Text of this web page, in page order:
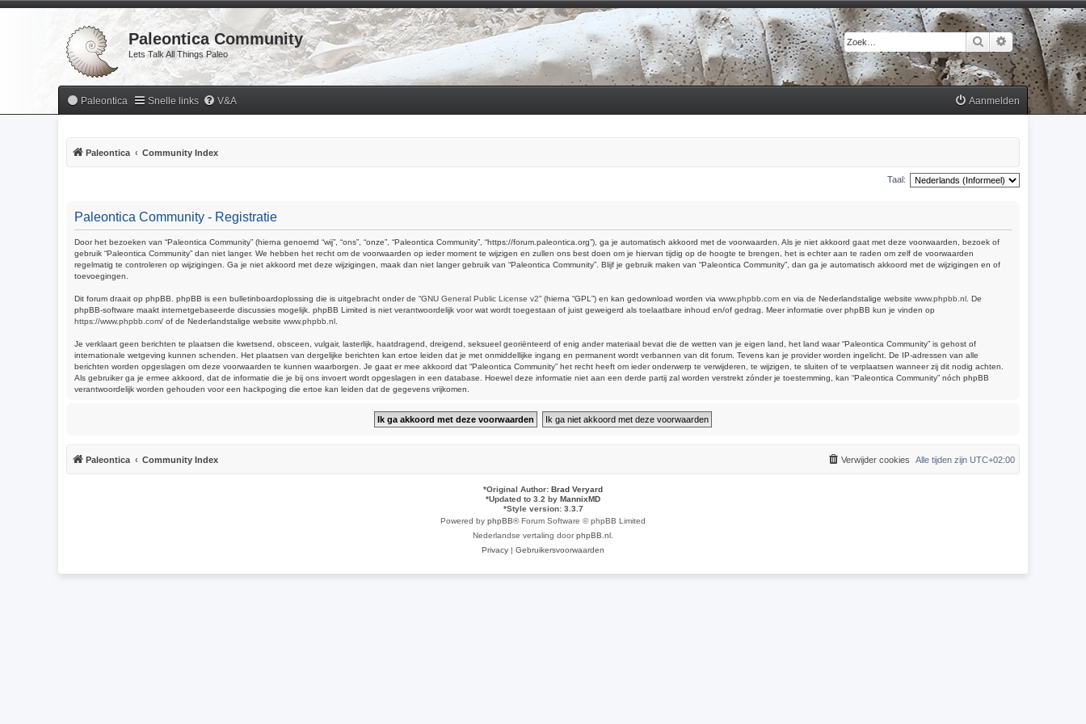
Paleontica Community
Lets Talk All Things Paleo
Zoek Uitgebreid
Paleontica Snelle links V&A Aanmelden
Paleontica Community Index
Taal:
Paleontica Community - Registratie
Door het bezoeken van “Paleontica Community” (hierna genoemd “wij”, “ons”, “onze”, “Paleontica Community”, “https://forum.paleontica.org”), ga je automatisch akkoord met de voorwaarden. Als je niet akkoord gaat met deze voorwaarden, bezoek of
gebruik “Paleontica Community” dan niet langer. We hebben het recht om de voorwaarden op ieder moment te wijzigen en zullen ons best doen om je hiervan tijdig op de hoogte te brengen, het is echter aan te raden om zelf de voorwaarden
regelmatig te controleren op wijzigingen. Ga je niet akkoord met deze wijzigingen, maak dan niet langer gebruik van “Paleontica Community”. Blijf je gebruik maken van “Paleontica Community”, dan ga je automatisch akkoord met de wijzigingen en of
toevoegingen.
Dit forum draait op phpBB. phpBB is een bulletinboardoplossing die is uitgebracht onder de “GNU General Public License v2” (hierna “GPL”) en kan gedownload worden via www.phpbb.com en via de Nederlandstalige website www.phpbb.nl . De
phpBB-software maakt internetgebaseerde discussies mogelijk. phpBB Limited is niet verantwoordelijk voor wat wordt toegestaan of juist geweigerd als toelaatbare inhoud en/of gedrag. Meer informatie over phpBB kun je vinden op
https://www.phpbb.com/ of de Nederlandstalige website www.phpbb.nl
Je verklaart geen berichten te plaatsen die kwetsend, obsceen, vulgair, lasterlijk, haatdragend, dreigend, seksueel georiënteerd of enig ander materiaal bevat die de wetten van je eigen land, het land waar “Paleontica Community” is gehost of
internationale wetgeving kunnen schenden. Het plaatsen van dergelijke berichten kan ertoe leiden dat je met onmiddellijke ingang en permanent wordt verbannen van dit forum. Tevens kan je provider worden ingelicht. De IP-adressen van alle
berichten worden opgeslagen om deze voorwaarden te kunnen waarborgen. Je gaat er mee akkoord dat “Paleontica Community” het recht heeft om ieder onderwerp te verwijderen, te wijzigen, te sluiten of te verplaatsen wanneer zij dit nodig achten.
Als gebruiker ga je ermee akkoord, dat de informatie die je bij ons invoert wordt opgeslagen in een database. Hoewel deze informatie niet aan een derde partij zal worden verstrekt zónder je toestemming, kan “Paleontica Community” nóch phpBB
verantwoordelijk worden gehouden voor een hackpoging die ertoe kan leiden dat de gegevens vrijkomen.
Paleontica Community Index Alle tijden zijn UTC+02:00
Verwijder cookies
*Original Author: Brad Veryard
*Updated to 3.2 by MannixMD
*Style version: 3.3.7
Powered by phpBB® Forum Software © phpBB Limited
Nederlandse vertaling doorphpBB.nl
Privacy | Gebruikersvoorwaarden